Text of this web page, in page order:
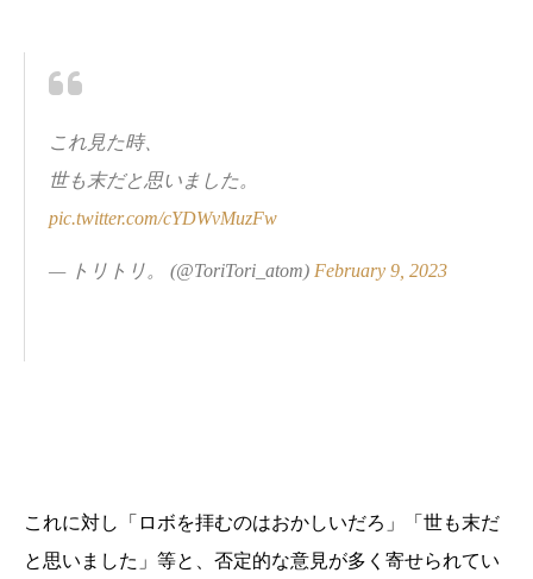
これ見た時、
世も末だと思いました。
pic.twitter.com/cYDWvMuzFw
— トリトリ。 (@ToriTori_atom) February 9, 2023
これに対し「ロボを拝むのはおかしいだろ」「世も末だ
と思いました」等と、否定的な意見が多く寄せられてい